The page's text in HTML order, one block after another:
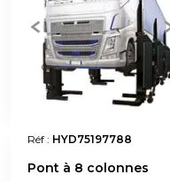
Réf : HYD75197788
Pont à 8 colonnes